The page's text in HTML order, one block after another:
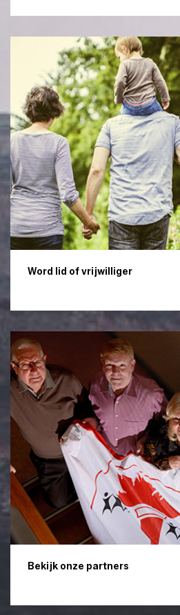
Word lid of vrijwilliger
Bekijk onze partners